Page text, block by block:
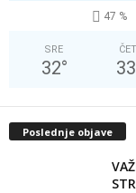
47 %
SRE
32°
ČET
33
Poslednje objave